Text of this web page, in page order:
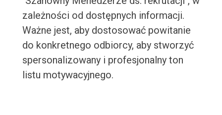
zależności od dostępnych informacji.
Ważne jest, aby dostosować powitanie
do konkretnego odbiorcy, aby stworzyć
spersonalizowany i profesjonalny ton
listu motywacyjnego.